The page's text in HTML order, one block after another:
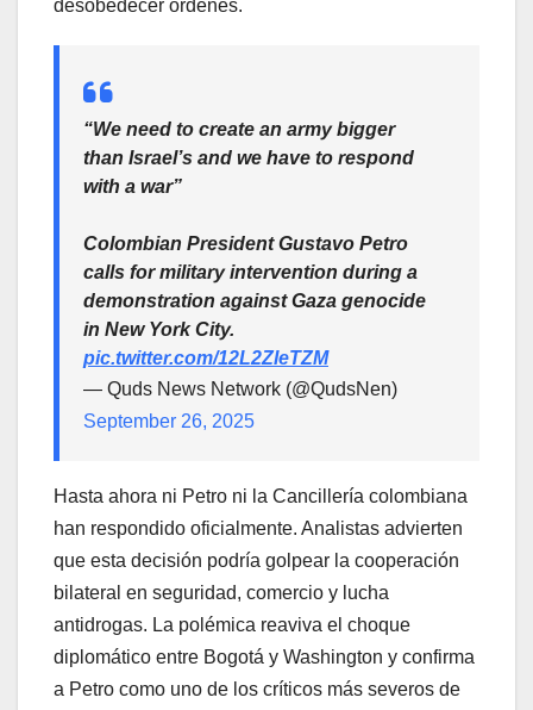
desobedecer órdenes.
“We need to create an army bigger
than Israel’s and we have to respond
with a war”
Colombian President Gustavo Petro
calls for military intervention during a
demonstration against Gaza genocide
in New York City.
pic.twitter.com/12L2ZIeTZM
— Quds News Network (@QudsNen)
September 26, 2025
Hasta ahora ni Petro ni la Cancillería colombiana
han respondido oficialmente. Analistas advierten
que esta decisión podría golpear la cooperación
bilateral en seguridad, comercio y lucha
antidrogas. La polémica reaviva el choque
diplomático entre Bogotá y Washington y confirma
a Petro como uno de los críticos más severos de